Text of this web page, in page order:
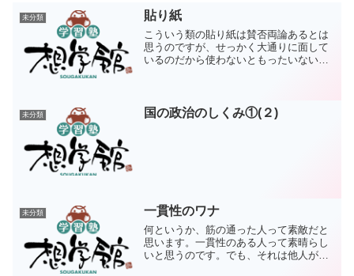
未分類 貼り紙
こういう類の貼り紙は賛否両論あるとは
思うのですが、せっかく大通りに面して
いるのだから使わないともったいない気
てはなくなっていきますか...
未分類 国の政治のしくみ①(２)
未分類 一貫性のワナ
何というか、筋の通った人って素敵だと
思います。一貫性のある人って素晴らし
いと思うのです。でも、それは他人がそ